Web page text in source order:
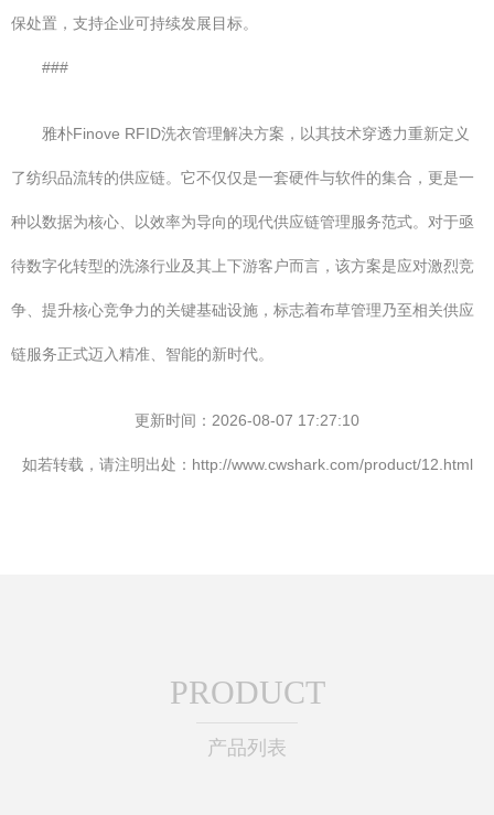
保处置，支持企业可持续发展目标。
###
雅朴Finove RFID洗衣管理解决方案，以其技术穿透力重新定义
了纺织品流转的供应链。它不仅仅是一套硬件与软件的集合，更是一
种以数据为核心、以效率为导向的现代供应链管理服务范式。对于亟
待数字化转型的洗涤行业及其上下游客户而言，该方案是应对激烈竞
争、提升核心竞争力的关键基础设施，标志着布草管理乃至相关供应
链服务正式迈入精准、智能的新时代。
更新时间：2026-08-07 17:27:10
如若转载，请注明出处：http://www.cwshark.com/product/12.html
PRODUCT
产品列表